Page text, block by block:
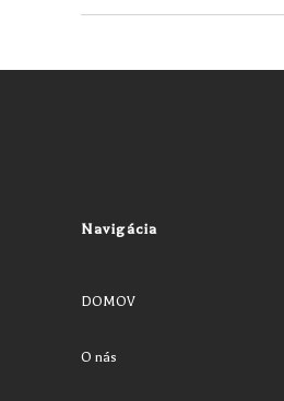
Navigácia
DOMOV
O nás